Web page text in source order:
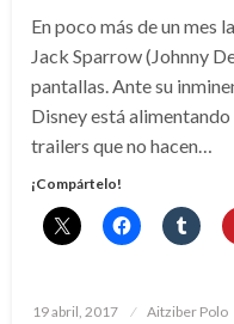
En poco más de un mes
Jack Sparrow (Johnny
pantallas. Ante su
Disney está
trailers que no hacen…
¡Compártelo!
Publicado
19 abril, 2017 Aitziber Polo